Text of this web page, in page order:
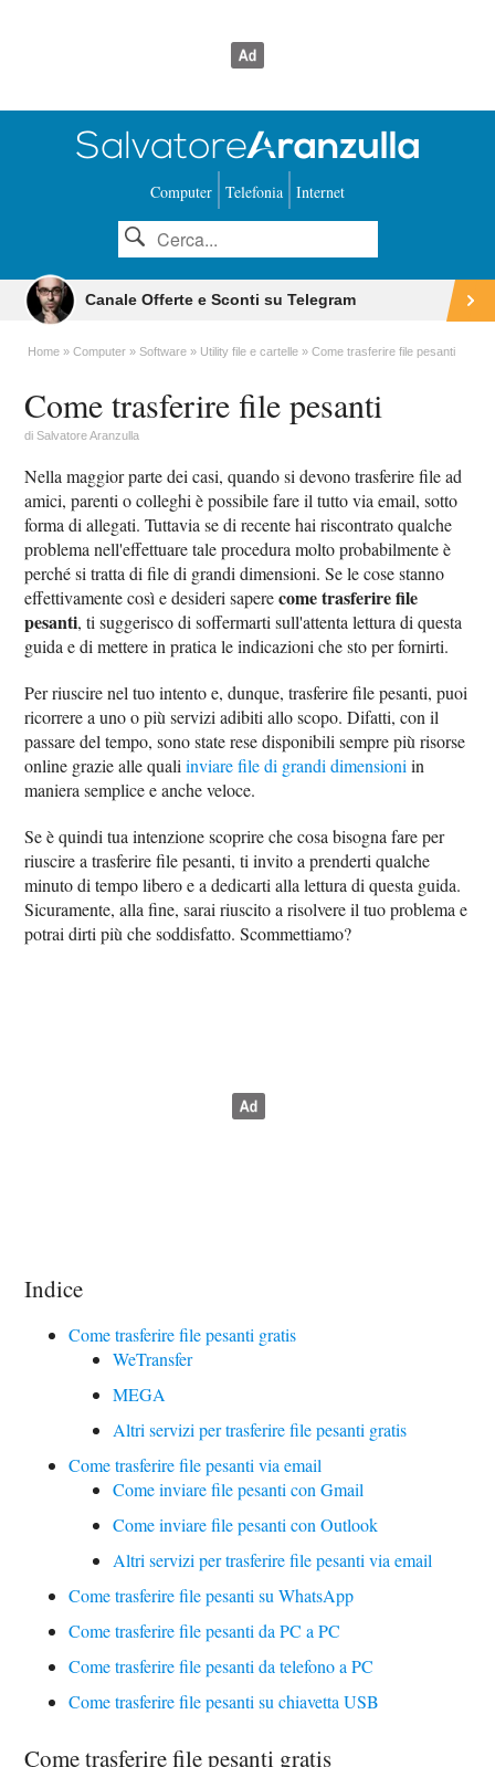
Computer Telefonia Internet
Canale Offerte e Sconti su Telegram
Home Computer Software Utility file e cartelle Come trasferire file pesanti
Come trasferire file pesanti
diSalvatore Aranzulla
Nella maggior parte dei casi, quando si devono trasferire file ad
amici, parenti o colleghi è possibile fare il tutto via email, sotto
forma di allegati. Tuttavia se di recente hai riscontrato qualche
problema nell'effettuare tale procedura molto probabilmente è
perché si tratta di file di grandi dimensioni. Se le cose stanno
effettivamente così e desideri saperecome trasferire file
pesanti, ti suggerisco di soffermarti sull'attenta lettura di questa
guida e di mettere in pratica le indicazioni che sto per fornirti.
Per riuscire nel tuo intento e, dunque, trasferire file pesanti, puoi
ricorrere a uno o più servizi adibiti allo scopo. Difatti, con il
passare del tempo, sono state rese disponibili sempre più risorse
online grazie alle qualiinviare file di grandi dimensioni in
maniera semplice e anche veloce.
Se è quindi tua intenzione scoprire che cosa bisogna fare per
riuscire a trasferire file pesanti, ti invito a prenderti qualche
minuto di tempo libero e a dedicarti alla lettura di questa guida.
Sicuramente, alla fine, sarai riuscito a risolvere il tuo problema e
potrai dirti più che soddisfatto. Scommettiamo?
Indice
Come trasferire file pesanti gratis
WeTransfer
MEGA
Altri servizi per trasferire file pesanti gratis
Come trasferire file pesanti via email
Come inviare file pesanti con Gmail
Come inviare file pesanti con Outlook
Altri servizi per trasferire file pesanti via email
Come trasferire file pesanti su WhatsApp
Come trasferire file pesanti da PC a PC
Come trasferire file pesanti da telefono a PC
Come trasferire file pesanti su chiavetta USB
Come trasferire file pesanti gratis